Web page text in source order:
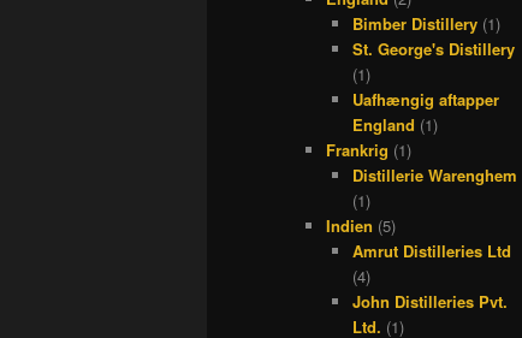
Bimber Distillery (1)
St. George's Distillery
(1)
Uafhængig aftapper
England (1)
Frankrig (1)
Distillerie Warenghem
(1)
Indien (5)
Amrut Distilleries Ltd
(4)
John Distilleries Pvt.
Ltd. (1)